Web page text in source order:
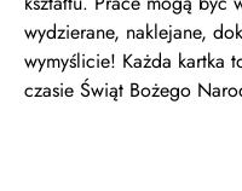
wydzierane, naklejane,
wymyślicie! Każda kartka
czasie Świąt Bożego